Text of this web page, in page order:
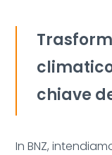
chiave
In BNZ,